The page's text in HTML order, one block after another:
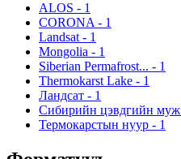
ALOS - 1
CORONA - 1
Landsat - 1
Mongolia - 1
Siberian Permafrost... - 1
Thermokarst Lake - 1
Ландсат - 1
Сибирийн цэвдгийн муж
Термокарстын нуур - 1